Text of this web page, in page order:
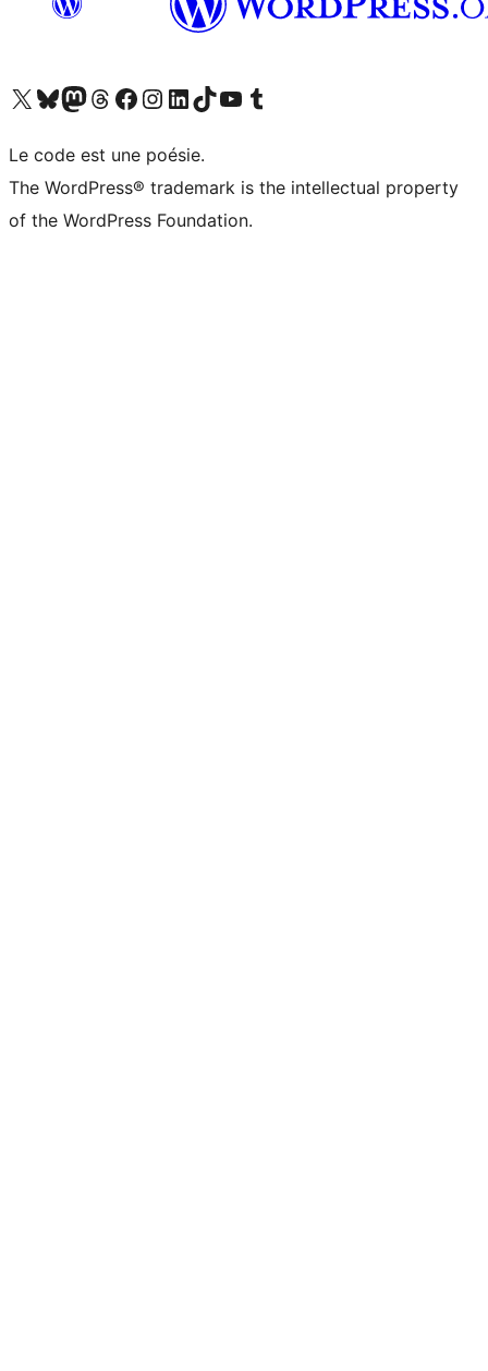
Visitez notre compte X (précédemment Twitter)
Visiter notre compte Bluesky
Visiter notre compte Mastodon
Visiter notre compte Threads
Consulter notre compte Facebook
Consulter notre compte Instagram
Consulter notre compte LinkedIn
Visiter notre compte TokTok
Visiter notre chaîne YouTube
Visiter notre compte Tumblr
Le code est une poésie.
The WordPress® trademark is the intellectual property
of the WordPress Foundation.